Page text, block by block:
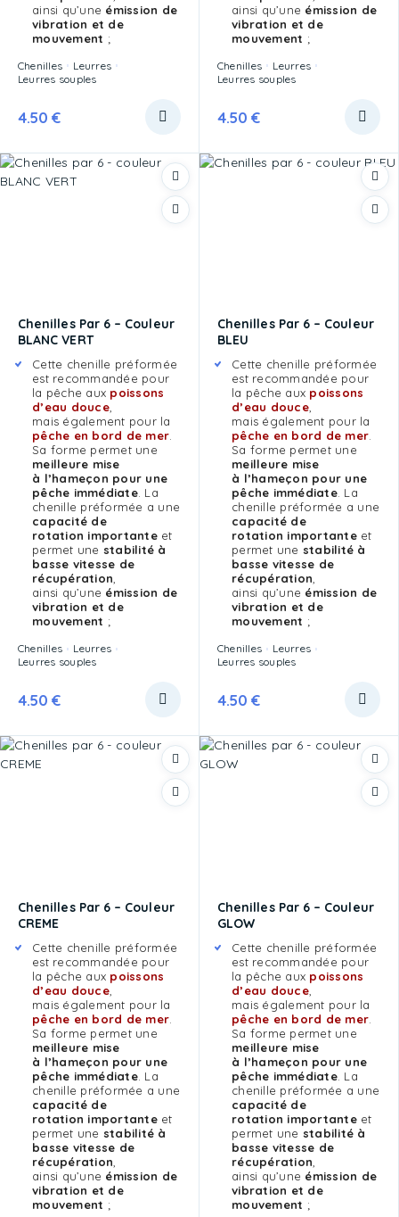
ainsi qu’une émission de
vibration et de
mouvement ;
Chenilles
Leurres
Leurres souples
4.50€
ainsi qu’une émission de
vibration et de
mouvement ;
Chenilles
Leurres
Leurres souples
4.50€
Chenilles Par 6 – Couleur
BLANC VERT
Cette chenille préformée
est recommandée pour
la pêche aux poissons
d’eau douce,
mais également pour la
pêche en bord de mer.
Sa forme permet une
meilleure mise
à l’hameçon pour une
pêche immédiate. La
chenille préformée a une
capacité de
rotation importanteet
permet une stabilité à
basse vitesse de
récupération,
ainsi qu’une émission de
vibration et de
mouvement ;
Chenilles
Leurres
Leurres souples
4.50€
Chenilles Par 6 – Couleur
BLEU
Cette chenille préformée
est recommandée pour
la pêche aux poissons
d’eau douce,
mais également pour la
pêche en bord de mer.
Sa forme permet une
meilleure mise
à l’hameçon pour une
pêche immédiate. La
chenille préformée a une
capacité de
rotation importanteet
permet une stabilité à
basse vitesse de
récupération,
ainsi qu’une émission de
vibration et de
mouvement ;
Chenilles
Leurres
Leurres souples
4.50€
Chenilles Par 6 – Couleur
CREME
Cette chenille préformée
est recommandée pour
la pêche aux poissons
d’eau douce,
mais également pour la
pêche en bord de mer
Sa forme permet une
meilleure mise
à l’hameçon pour une
pêche immédiate. La
chenille préformée a une
capacité de
rotation importanteet
permet une stabilité à
basse vitesse de
récupération
ainsi qu’une émission de
vibration et de
mouvement ;
Chenilles Par 6 – Couleur
GLOW
Cette chenille préformée
est recommandée pour
la pêche aux poissons
d’eau douce,
mais également pour la
pêche en bord de mer
Sa forme permet une
meilleure mise
à l’hameçon pour une
pêche immédiate. La
chenille préformée a une
capacité de
rotation importanteet
permet une stabilité à
basse vitesse de
récupération
ainsi qu’une émission de
vibration et de
mouvement ;